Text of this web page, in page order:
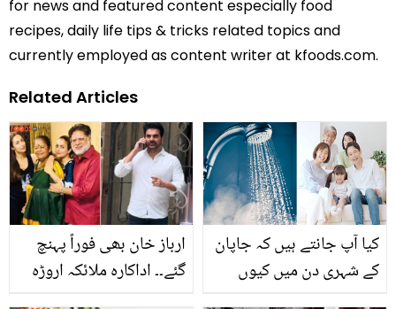
for news and featured content especially food
recipes, daily life tips & tricks related topics and
currently employed as content writer at kfoods.com.
Related Articles
ارباز خان بھی فوراً پہنچ
گئے۔۔ اداکارہ ملائکہ اروڑہ
کیا آپ جانتے ہیں کہ جاپان
کے شہری دن میں کیوں